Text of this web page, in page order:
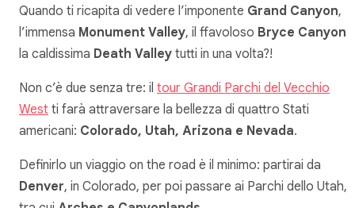
Quando ti ricapita di vedere l’imponente Grand Canyon,
l’immensa Monument Valley, il ffavoloso Bryce Canyon
la caldissima Death Valley tutti in una volta?!
Non c’è due senza tre: il tour Grandi Parchi del Vecchio
West ti farà attraversare la bellezza di quattro Stati
americani: Colorado, Utah, Arizona e Nevada.
Definirlo un viaggio on the road è il minimo: partirai da
Denver, in Colorado, per poi passare ai Parchi dello Utah,